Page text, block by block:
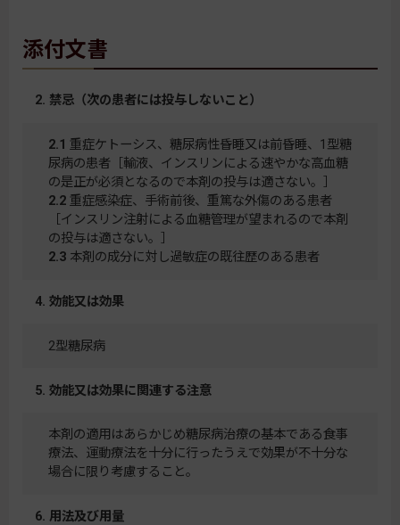
添付文書
2. 禁忌（次の患者には投与しないこと）
2.1 重症ケトーシス、糖尿病性昏睡又は前昏睡、1型糖
尿病の患者［輸液、インスリンによる速やかな高血糖
の是正が必須となるので本剤の投与は適さない。］
2.2重症感染症、手術前後、重篤な外傷のある患者
［インスリン注射による血糖管理が望まれるので本剤
の投与は適さない。］
2.3本剤の成分に対し過敏症の既往歴のある患者
4. 効能又は効果
2型糖尿病
5. 効能又は効果に関連する注意
本剤の適用はあらかじめ糖尿病治療の基本である食事
療法、運動療法を十分に行ったうえで効果が不十分な
場合に限り考慮すること。
6. 用法及び用量